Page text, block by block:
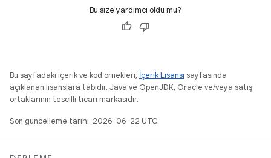
Bu size yardımcı oldu mu?
Bu sayfadaki içerik ve kod örnekleri, İçerik Lisansı sayfasında
açıklanan lisanslara tabidir. Java ve OpenJDK, Oracle ve/veya satış
ortaklarının tescilli ticari markasıdır.
Son güncelleme tarihi: 2026-06-22 UTC.